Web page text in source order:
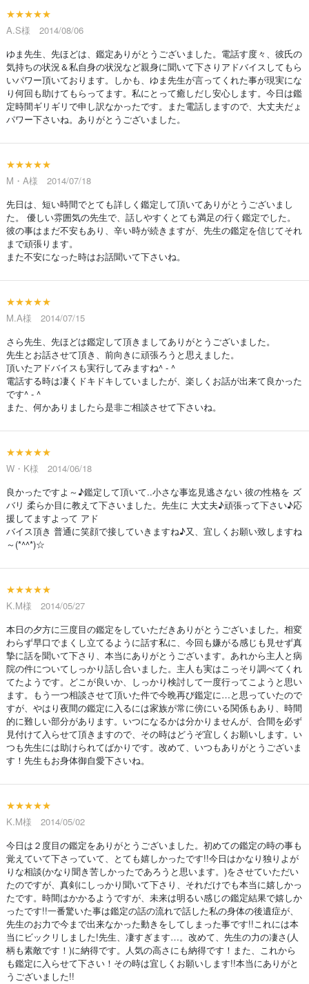
★★★★★
A.S様 2014/08/06
ゆま先生、先ほどは、鑑定ありがとうございました。電話す度々、彼氏の
気持ちの状況＆私自身の状況など親身に聞いて下さりアドバイスしてもら
いパワー頂いております。しかも、ゆま先生が言ってくれた事が現実にな
り何回も助けてもらってます。私にとって癒しだし安心します。今日は鑑
定時間ギリギリで申し訳なかったです。また電話しますので、大丈夫だょ
パワー下さいね。ありがとうございました。
★★★★★
M・A様 2014/07/18
先日は、短い時間でとても詳しく鑑定して頂いてありがとうございまし
た。 優しい雰囲気の先生で、話しやすくとても満足の行く鑑定でした。
彼の事はまだ不安もあり、辛い時が続きますが、先生の鑑定を信じてそれ
まで頑張ります。
また不安になった時はお話聞いて下さいね。
★★★★★
M.A様 2014/07/15
さら先生、先ほどは鑑定して頂きましてありがとうございました。
先生とお話させて頂き、前向きに頑張ろうと思えました。
頂いたアドバイスも実行してみますね^ - ^
電話する時は凄くドキドキしていましたが、楽しくお話が出来て良かった
です^ - ^
また、何かありましたら是非ご相談させて下さいね。
★★★★★
W・K様 2014/06/18
良かったですよ～♪鑑定して頂いて..小さな事迄見逃さない 彼の性格を ズ
バリ 柔らか目に教えて下さいました。先生に 大丈夫♪頑張って下さい♪応
援してますよって アド
バイス頂き 普通に笑顔で接していきますね♪又、宜しくお願い致しますね
～(*^^*)☆
★★★★★
K.M様 2014/05/27
本日の夕方に三度目の鑑定をしていただきありがとうございました。相変
わらず早口でまくし立てるように話す私に、今回も嫌がる感じも見せず真
摯に話を聞いて下さり、本当にありがとうございます。あれから主人と病
院の件についてしっかり話し合いました。主人も実はこっそり調べてくれ
てたようです。どこが良いか、しっかり検討して一度行ってこようと思い
ます。もう一つ相談させて頂いた件で今晩再び鑑定に…と思っていたので
すが、やはり夜間の鑑定に入るには家族が常に傍にいる関係もあり、時間
的に難しい部分があります。いつになるかは分かりませんが、合間を必ず
見付けて入らせて頂きますので、その時はどうぞ宜しくお願いします。い
つも先生には助けられてばかりです。改めて、いつもありがとうございま
す！先生もお身体御自愛下さいね。
★★★★★
K.M様 2014/05/02
今日は２度目の鑑定をありがとうございました。初めての鑑定の時の事も
覚えていて下さっていて、とても嬉しかったです!!今日はかなり独りよが
りな相談(かなり聞き苦しかったであろうと思います。)をさせていただい
たのですが、真剣にしっかり聞いて下さり、それだけでも本当に嬉しかっ
たです。時間はかかるようですが、未来は明るい感じの鑑定結果で嬉しか
ったです!!一番驚いた事は鑑定の話の流れで話した私の身体の後遺症が、
先生のお力で今まで出来なかった動きをしてしまった事です!!これには本
当にビックリしました!先生、凄すぎます…。改めて、先生の力の凄さ(人
柄も素敵です！)に納得です。人気の高さにも納得です！また、これから
も鑑定に入らせて下さい！その時は宜しくお願いします!!本当にありがと
うございました!!